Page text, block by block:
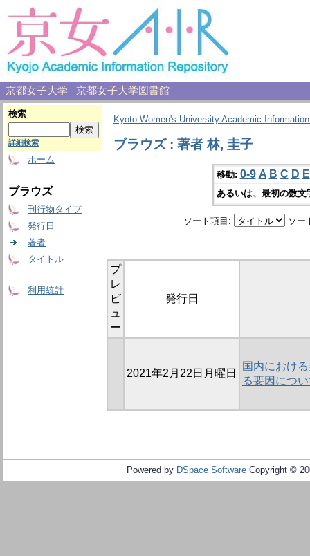
京都女子大学 京都女子大学図書館
検索
詳細検索
ホーム
ブラウズ
刊行物タイプ
発行日
著者
タイトル
利用統計
Kyoto Women's University Academic
ブラウズ : 著者 林, 圭子
移動: 0-9 A B C D E
あるいは、最初の数
ソート項目: ソー
プ
レ
ビ
ュ
ー
発行日
2021年2月22日月曜日
国内におけ
る要因につ
Powered by DSpace Software Copyright ©